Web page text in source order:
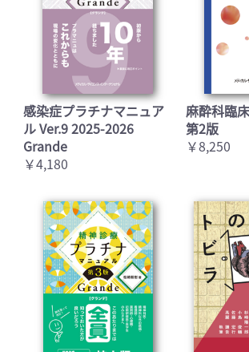
感染症プラチナマニュア
ル Ver.9 2025-2026
Grande
￥4,180
麻酔科臨
第2版
￥8,250